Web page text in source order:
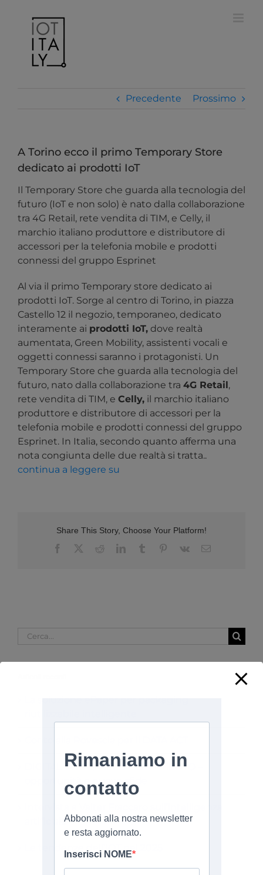
contenuto
Precedente Prossimo
A Torino ecco il primo Temporary Store
dedicato ai prodotti IoT
Il Temporary Store che guarda alla tecnologia del
futuro (IoT e non solo) è nato dalla collaborazione
tra 4G Retail, rete vendita di TIM, e Celly, il
marchio italiano produttore e distributore di
accessori per la telefonia mobile e prodotti
connessi del gruppo Esprinet
Al via il primo Temporary store dedicato ai
prodotti IoT. Sorge al centro di Torino, in piazza
Castello 12 il negozio, temporaneo, dedicato
interamente ai prodotti IoT, dove realtà
aumentata, Green Mobility, assistenti vocali e
oggetti connessi saranno i protagonisti. Un
Temporary Store che guarda alla tecnologia del
futuro, nato dalla collaborazione tra 4G Retail,
rete vendita di TIM, e Celly, il marchio italiano
produttore e distributore di accessori per la
telefonia mobile e prodotti connessi del gruppo
Esprinet. In Italia, secondo quanto afferma una
nota congiunta delle due realtà si tratta..
continua a leggere su
Share This Story, Choose Your Platform!
Facebook
RedditLinkedInTumblr Pinterest
Vk Email
Cerca
DIGITAL TWINS NELL’ALLEVAMENTO –
opportunità e nuove sfide
artificiale
Le tendenze dell’IOT nel 2025